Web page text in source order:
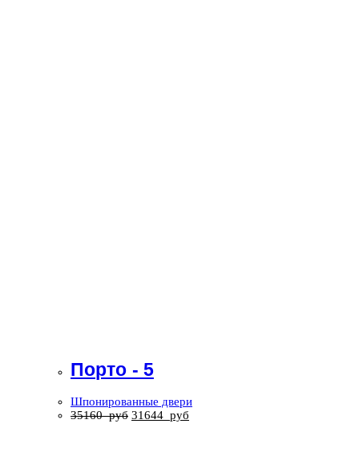
Порто - 5
Шпонированные двери
35160руб 31644 руб